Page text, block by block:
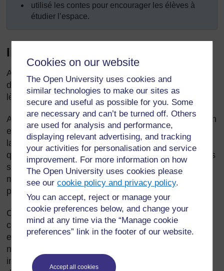
Cookies on our website
The Open University uses cookies and
similar technologies to make our sites as
secure and useful as possible for you. Some
are necessary and can’t be turned off. Others
are used for analysis and performance,
displaying relevant advertising, and tracking
your activities for personalisation and service
improvement. For more information on how
The Open University uses cookies please
see ourcookie policy and privacy policy.
You can accept, reject or manage your
cookie preferences below, and change your
mind at any time via the “Manage cookie
preferences” link in the footer of our website.
Accept all cookies
utilisé les contes pour encourager les élèves à
étudier l’espace.
Introduction
A quoi correspond une année ? Quelle est la forme
de la terre ? Que signifie exactement « le soleil se
lève ? »
Aider les élèves à comprendre comment leur maison
et la terre s’inscrivent dans l’environnement plus
large de notre système solaire n’est pas aisé parce
que les expériences pratiques et les visites scolaires
sont exclues. Mais nous pouvons utiliser des
modèles pour aider nos élèves à comprendre les
principes scientifiques de base.
Cette section a pour objet de développer vos
compétences dans l’utilisation de modèles pour
explorer la nuit et le jour, les phases de la lune et
notre système solaire. Ces outils pédagogiques
incluent des modèles physiques (construits à partir